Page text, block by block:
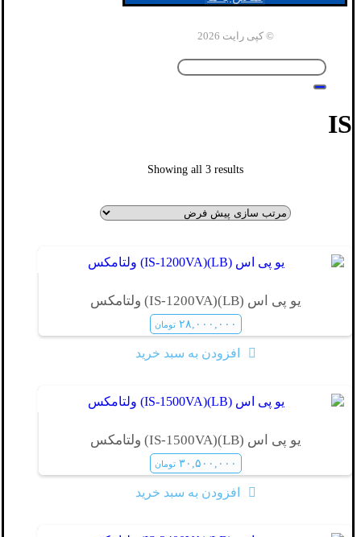
© کپی رایت 2026
IS
Showing all 3 results
یو پی اس (LB)(IS-1200VA) ولتامکس
۲۸,۰۰۰,۰۰۰ تومان
افزودن به سبد خرید
یو پی اس (LB)(IS-1500VA) ولتامکس
۳۰,۵۰۰,۰۰۰ تومان
افزودن به سبد خرید